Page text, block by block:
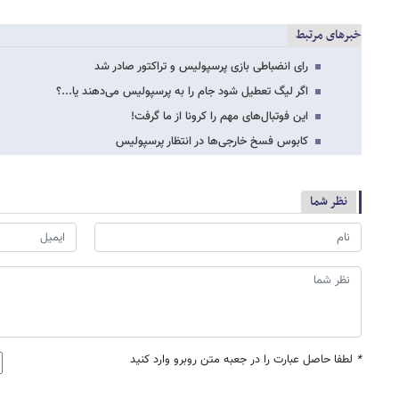
خبرهای مرتبط
رای انضباطی بازی پرسپولیس و تراکتور صادر شد
اگر لیگ تعطیل شود جام را به پرسپولیس می‌دهند یا...؟
این فوتبال‌های مهم را کرونا از ما گرفت!
کابوس فسخ خارجی‌ها در انتظار پرسپولیس
نظر شما
* لطفا حاصل عبارت را در جعبه متن روبرو وارد کنید